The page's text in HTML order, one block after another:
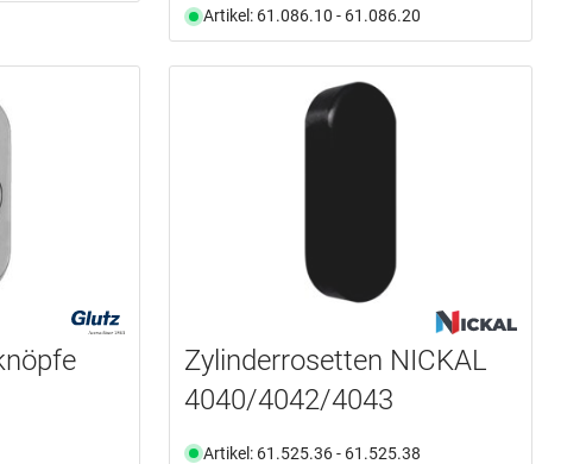
Artikel: 61.086.10 - 61.086.20
Zylinderrosetten NICKAL
4040/4042/4043
Artikel: 61.525.36 - 61.525.38